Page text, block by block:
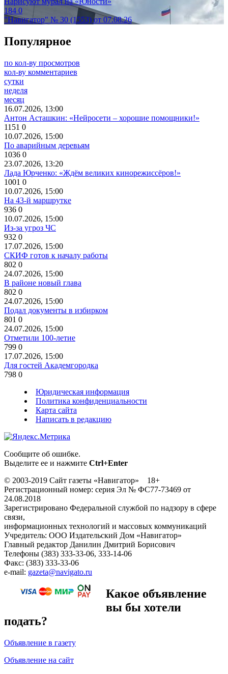
184 0
"Навигатор" № 30 (1553) от 07.08.26
Популярное
по кол-ву просмотров
кол-ву комментариев
сутки
неделя
месяц
16.07.2026, 13:00
Антон Асташкин: «Нейросети – хорошие помощники!»
1151 0
10.07.2026, 15:00
По аварийным деревьям
1036 0
23.07.2026, 13:20
Лада Юрченко: «Ждём великих кинорежиссёров!»
1001 0
10.07.2026, 15:00
На 43-й маршрутке
936 0
10.07.2026, 15:00
Из-за угроз ЧС
932 0
17.07.2026, 15:00
СКИФ готов к началу работы
802 0
24.07.2026, 15:00
В районе новый глава
802 0
24.07.2026, 15:00
Подал документы в избирком
801 0
24.07.2026, 15:00
Отметили 100-летие
799 0
17.07.2026, 15:00
Для гостей Академгородка
798 0
Юридическая информация
Политика конфиденциальности
Карта сайта
Написать в редакцию
Сообщите об ошибке.
Выделите ее и нажмите Ctrl+Enter
© 2003-2019 Сайт газеты «Навигатор» 18+
Регистрационный номер: серия Эл № ФС77-73469 от
24.08.2018
Зарегистрировано Федеральной службой по надзору в сфере
связи,
информационных технологий и массовых коммуникаций
Учредитель: ООО Издательский Дом «Навигатор»
Главный редактор Данилин Дмитрий Борисович
Телефоны (383) 333-33-06, 333-14-06
Факс: (383) 333-33-06
e-mail: gazeta@navigato.ru
Какое объявление
вы бы хотели
подать?
Объявление в газету
Объявление на сайт